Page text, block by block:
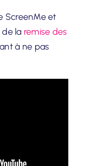
ScreenMe et
de la remise des
à ne pas